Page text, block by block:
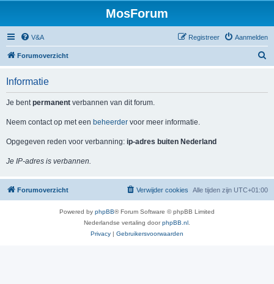
MosForum
V&A Aanmelden
Registreer
Forumoverzicht
Informatie
Je bentpermanent verbannen van dit forum.
Neem contact op met een beheerder voor meer informatie.
Opgegeven reden voor verbanning: ip-adres buiten Nederland
Je IP-adres is verbannen.
Forumoverzicht Alle tijden zijn UTC+01:00
Verwijder cookies
Powered by phpBB® Forum Software © phpBB Limited
Nederlandse vertaling doorphpBB.nl
Privacy | Gebruikersvoorwaarden